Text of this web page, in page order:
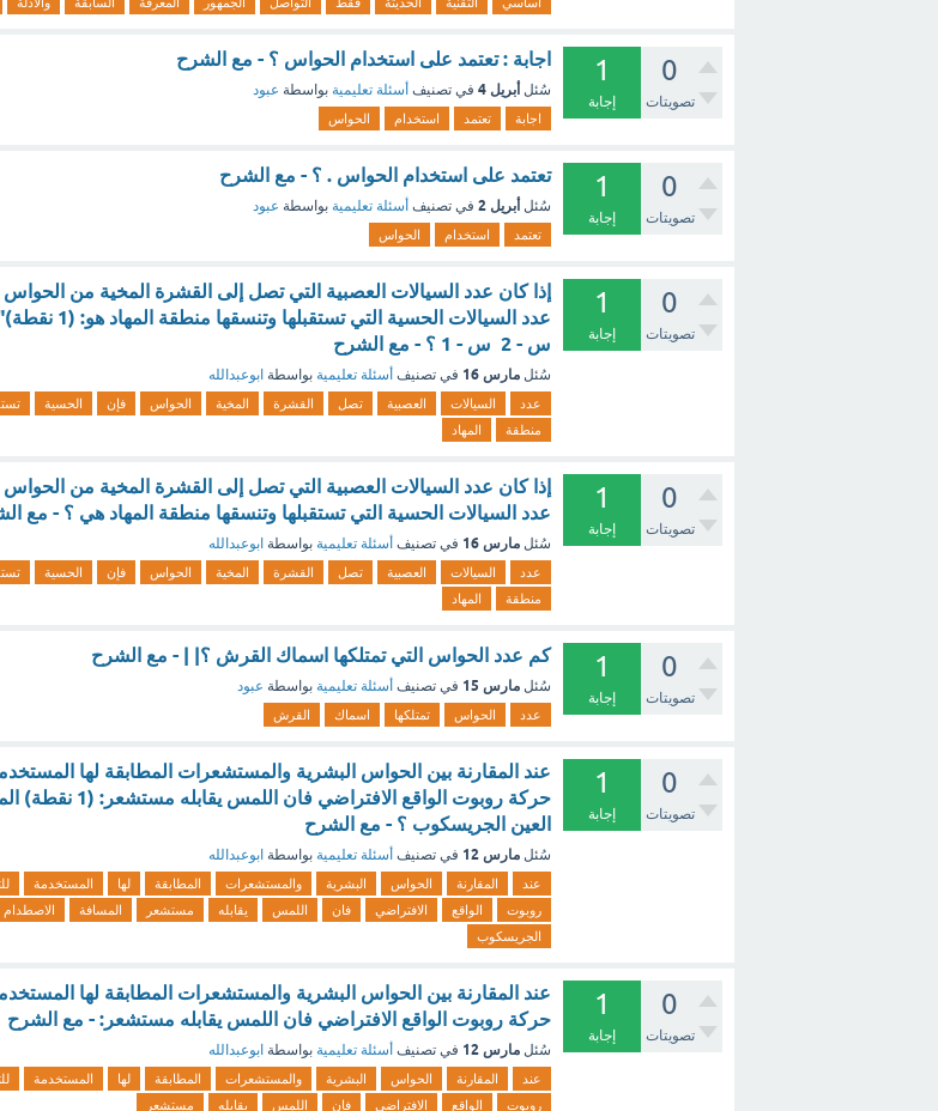
0
تصويتات
1
إجابة
اجابة : تعتمد على استخدام الحواس ؟ - مع الشرح
سُئل أبريل 4 في تصنيف أسئلة تعليمية بواسطة عبود
اجابة تعتمد استخدام الحواس
0
تصويتات
1
إجابة
تعتمد على استخدام الحواس . ؟ - مع الشرح
سُئل أبريل 2 في تصنيف أسئلة تعليمية بواسطة عبود
تعتمد استخدام الحواس
0
تصويتات
1
إجابة
إذا كان عدد السيالات العصبية التي تصل إلى القشرة المخية من
س - 2 س - 1 ؟ - مع الشرح
سُئل مارس 16 في تصنيف أسئلة تعليمية بواسطة ابوعبدالله
عدد السيالات العصبية تصل القشرة المخية الحواس فإن الحسية
منطقة
المهاد
0
تصويتات
1
إجابة
إذا كان عدد السيالات العصبية التي تصل إلى القشرة المخية من
عدد السيالات الحسية التي تستقبلها وتنسقها منطقة المهاد هي ؟ - مع
سُئل مارس 16 في تصنيف أسئلة تعليمية بواسطة ابوعبدالله
عدد السيالات العصبية تصل القشرة المخية الحواس فإن الحسية
منطقة
المهاد
0
تصويتات
1
إجابة
كم عدد الحواس التي تمتلكها اسماك القرش ؟| | - مع الشرح
سُئل مارس 15 في تصنيف أسئلة تعليمية بواسطة عبود
عدد الحواس تمتلكها اسماك القرش
0
تصويتات
1
إجابة
عند المقارنة بين الحواس البشرية والمستشعرات المطابقة لها
حركة روبوت الواقع
العين الجريسكوب ؟ - مع الشرح
سُئل مارس 12 في تصنيف أسئلة تعليمية بواسطة ابوعبدالله
عند المقارنة الحواس البشرية والمستشعرات المطابقة لها المستخدمة
روبوت
الواقع الافتراضي فان اللمس يقابله مستشعر المسافة الاصطدام
الجريسكوب
0
تصويتات
1
إجابة
عند المقارنة بين الحواس البشرية والمستشعرات المطابقة لها
حركة روبوت الواقع الافتراضي فان اللمس يقابله مستشعر: - مع الشرح
سُئل مارس 12 في تصنيف أسئلة تعليمية بواسطة ابوعبدالله
عند المقارنة الحواس البشرية والمستشعرات المطابقة لها المستخدمة
روبوت
الواقع الافتراضي فان اللمس يقابله مستشعر